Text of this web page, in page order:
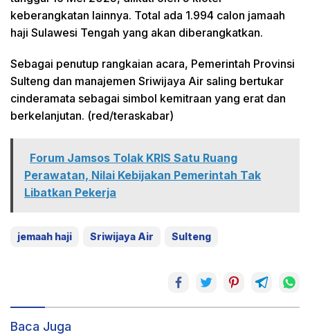
keberangkatan lainnya. Total ada 1.994 calon jamaah
haji Sulawesi Tengah yang akan diberangkatkan.
Sebagai penutup rangkaian acara, Pemerintah Provinsi
Sulteng dan manajemen Sriwijaya Air saling bertukar
cinderamata sebagai simbol kemitraan yang erat dan
berkelanjutan. (red/teraskabar)
Forum Jamsos Tolak KRIS Satu Ruang
Perawatan, Nilai Kebijakan Pemerintah Tak
Libatkan Pekerja
jemaah haji Sriwijaya Air Sulteng
Baca Juga